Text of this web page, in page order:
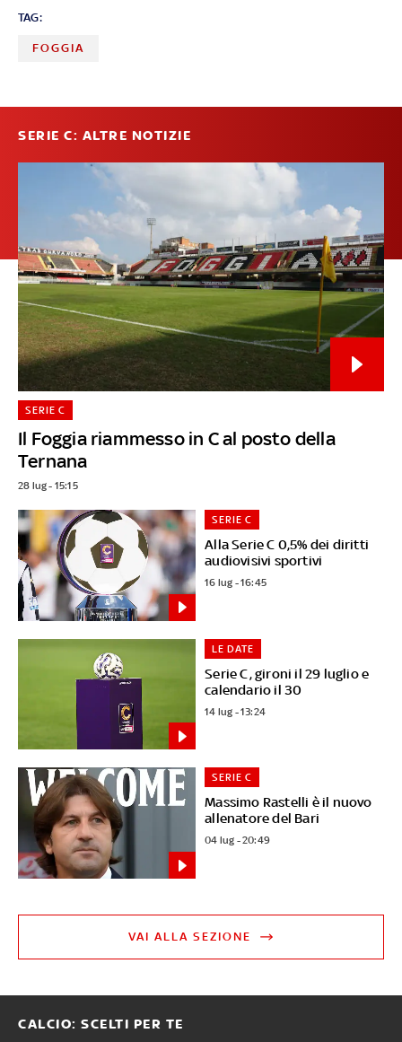
TAG:
FOGGIA
SERIE C: ALTRE NOTIZIE
Il Foggia riammesso in C al posto della
Ternana
SERIE C
28 lug - 15:15
Alla Serie C 0,5% dei diritti
audiovisivi sportivi
SERIE C
16 lug - 16:45
Serie C, gironi il 29 luglio e
calendario il 30
LE DATE
14 lug - 13:24
Massimo Rastelli è il nuovo
allenatore del Bari
SERIE C
04 lug - 20:49
VAI ALLA SEZIONE
CALCIO: SCELTI PER TE